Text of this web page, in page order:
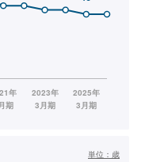
単位： 歳